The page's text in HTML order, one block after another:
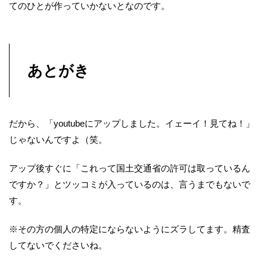
てのひとが作っていかないとなのです。
あとがき
だから、「youtubeにアップしました。イェーイ！見てね！」
じゃないんですよ（笑。
アップ後すぐに「これって国土交通省の許可は取っているん
ですか？」とツッコミが入っているのは、言うまでもないで
す。
※その方の個人の特定にならないようにズラしてます。精査
してないでくださいね。